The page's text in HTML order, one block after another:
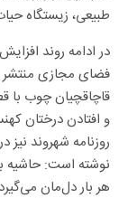
طبیعی، زیستگاه
در ادامه روند
فضای مجازی
قاچاقچیان چوب با
و افتادن درختان
روزنامه شهروند
نوشته است: حاشیه
هر بار دل‌مان